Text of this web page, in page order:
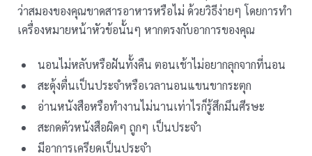
ว่าสมองของคุณขาดสารอาหารหรือไม่ ด้วยวิธีง่ายๆ โดยการทำ
เครื่องหมายหน้าหัวข้อนั้นๆ หากตรงกับอาการของคุณ
นอนไม่หลับหรือฝันทั้งคืน ตอนเช้าไม่อยากลุกจากที่นอน
สะดุ้งตื่นเป็นประจำหรือเวลานอนแขนขากระตุก
อ่านหนังสือหรือทำงานไม่นานเท่าไรก็รู้สึกมึนศีรษะ
สะกดตัวหนังสือผิดๆ ถูกๆ เป็นประจำ
มีอาการเครียดเป็นประจำ